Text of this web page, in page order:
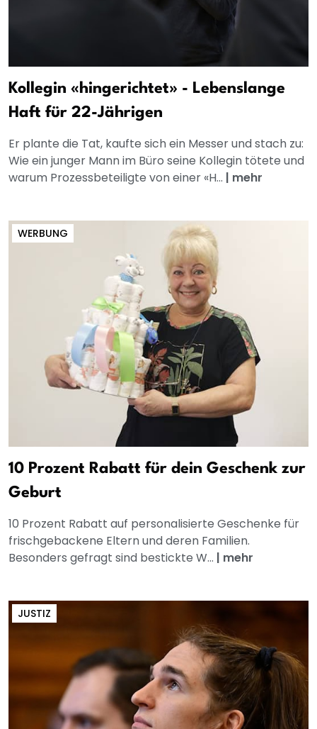
Kollegin «hingerichtet» - Lebenslange
Haft für 22-Jährigen
Er plante die Tat, kaufte sich ein Messer und stach zu:
Wie ein junger Mann im Büro seine Kollegin tötete und
warum Prozessbeteiligte von einer «H... | mehr
WERBUNG
10 Prozent Rabatt für dein Geschenk zur
Geburt
10 Prozent Rabatt auf personalisierte Geschenke für
frischgebackene Eltern und deren Familien.
Besonders gefragt sind bestickte W... | mehr
JUSTIZ